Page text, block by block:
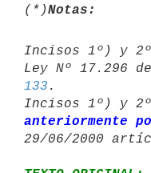
(*)Notas:
Incisos 1º) y
133 .
Incisos 1º) y
anteriormente
29/06/2000